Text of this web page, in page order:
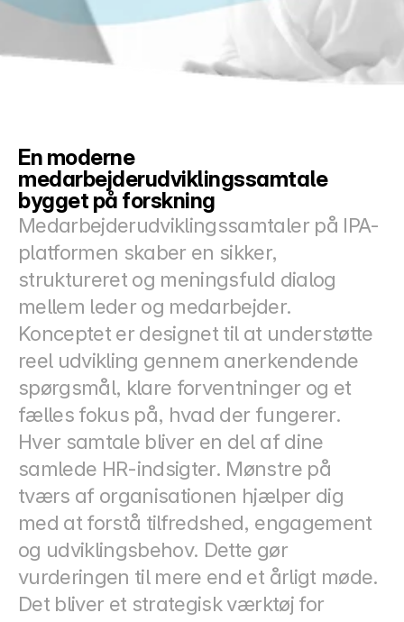
Docs
Join
Events
Experts
Priser
Select Language
En moderne
medarbejderudviklingssamtale
bygget på forskning
Medarbejderudviklingssamtaler på IPA-
platformen skaber en sikker,
struktureret og meningsfuld dialog
mellem leder og medarbejder.
Konceptet er designet til at understøtte
reel udvikling gennem anerkendende
spørgsmål, klare forventninger og et
fælles fokus på, hvad der fungerer.
Hver samtale bliver en del af dine
samlede HR-indsigter. Mønstre på
tværs af organisationen hjælper dig
med at forstå tilfredshed, engagement
og udviklingsbehov. Dette gør
vurderingen til mere end et årligt møde.
Det bliver et strategisk værktøj for